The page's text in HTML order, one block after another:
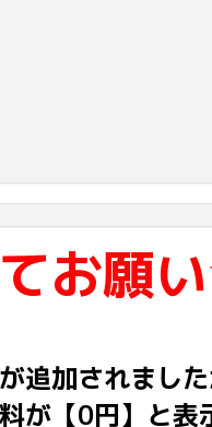
お願
追加されまし
が【0円】と